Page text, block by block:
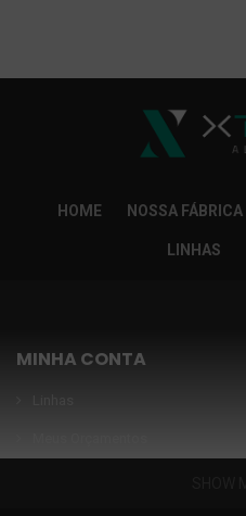
HOME NOSSA FÁBRICA
LINHAS
MINHA CONTA